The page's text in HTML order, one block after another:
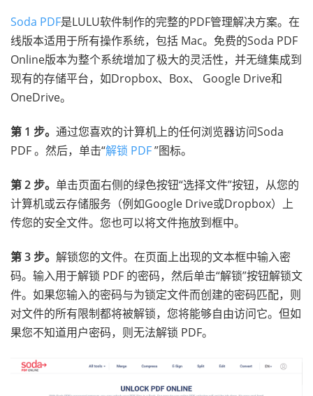
Soda PDF是LULU软件制作的完整的PDF管理解决方案。在
线版本适用于所有操作系统，包括 Mac。免费的Soda PDF
Online版本为整个系统增加了极大的灵活性，并无缝集成到
现有的存储平台，如Dropbox、Box、 Google Drive和
OneDrive。
第 1 步。 通过您喜欢的计算机上的任何浏览器访问Soda
PDF 。然后，单击“解锁 PDF”图标。
第 2 步。 单击页面右侧的绿色按钮“选择文件”按钮，从您的
计算机或云存储服务（例如Google Drive或Dropbox）上
传您的安全文件。您也可以将文件拖放到框中。
第 3 步。 解锁您的文件。在页面上出现的文本框中输入密
码。输入用于解锁 PDF 的密码，然后单击“解锁”按钮解锁文
件。如果您输入的密码与为锁定文件而创建的密码匹配，则
对文件的所有限制都将被解锁，您将能够自由访问它。但如
果您不知道用户密码，则无法解锁 PDF。